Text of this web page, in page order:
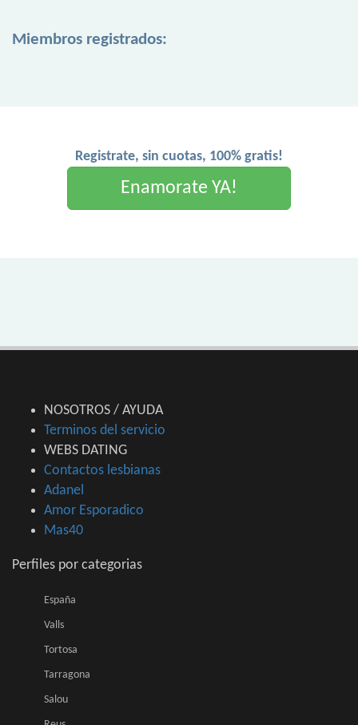
Miembros registrados:
Registrate, sin cuotas, 100% gratis!
Enamorate YA!
NOSOTROS / AYUDA
Terminos del servicio
WEBS DATING
Contactos lesbianas
Adanel
Amor Esporadico
Mas40
Perfiles por categorias
España
Valls
Tortosa
Tarragona
Salou